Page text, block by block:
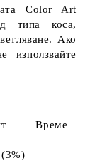
Color Art
типа коса,
Ако
използвайте
Време